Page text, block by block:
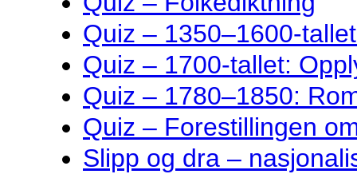
Quiz – 1350–1600-
Quiz – 1700-tallet:
Quiz – 1780–1850:
Quiz – Forestillingen
Slipp og dra –